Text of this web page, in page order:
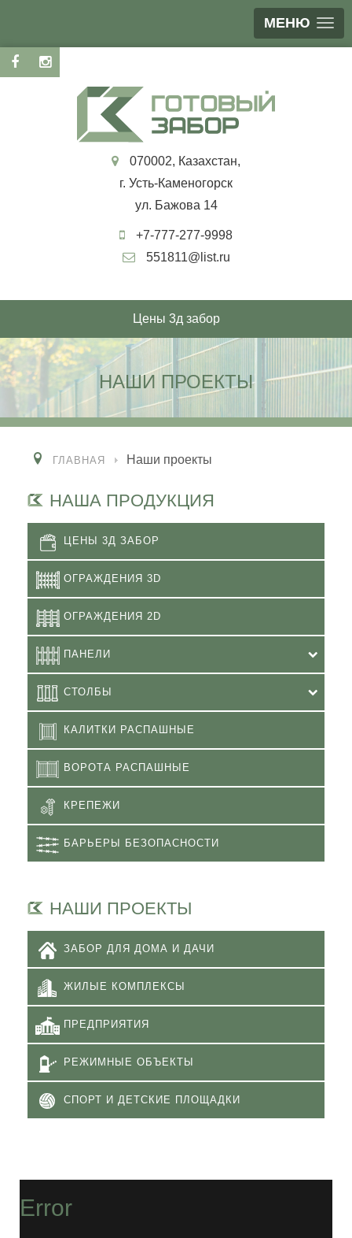
МЕНЮ
070002, Казахстан,
г. Усть-Каменогорск
ул. Бажова 14
+7-777-277-9998
551811@list.ru
Цены 3д забор
НАШИ ПРОЕКТЫ
ГЛАВНАЯ Наши проекты
НАША ПРОДУКЦИЯ
ЦЕНЫ 3Д ЗАБОР
ОГРАЖДЕНИЯ 3D
ОГРАЖДЕНИЯ 2D
ПАНЕЛИ
СТОЛБЫ
КАЛИТКИ РАСПАШНЫЕ
ВОРОТА РАСПАШНЫЕ
КРЕПЕЖИ
БАРЬЕРЫ БЕЗОПАСНОСТИ
НАШИ ПРОЕКТЫ
ЗАБОР ДЛЯ ДОМА И ДАЧИ
ЖИЛЫЕ КОМПЛЕКСЫ
ПРЕДПРИЯТИЯ
РЕЖИМНЫЕ ОБЪЕКТЫ
СПОРТ И ДЕТСКИЕ ПЛОЩАДКИ
Error